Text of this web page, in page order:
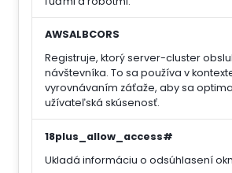
AWSALBCORS
Registruje, ktorý server-cluster
návštevníka. To sa používa v
vyrovnávaním záťaže, aby sa
užívateľská skúsenosť.
18plus_allow_access#
Ukladá informáciu o odsúhlasení